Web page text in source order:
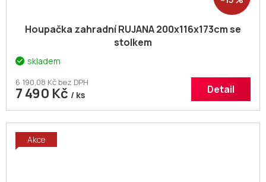
Houpačka zahradní RUJANA 200x116x173cm se
stolkem
skladem
6 190,08 Kč bez DPH
7 490 Kč / ks Detail
Akce